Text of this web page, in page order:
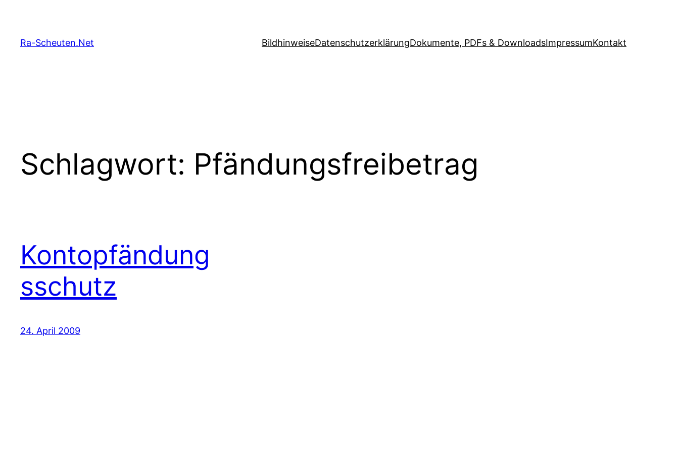
springen
Ra-Scheuten.Net BildhinweiseDatenschutzerklärungDokumente, PDFs & DownloadsImpressumKontakt
Schlagwort: Pfändungsfreibetrag
Kontopfändung
sschutz
24. April 2009